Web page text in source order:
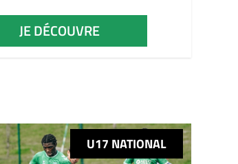
JE DÉCOUVRE
U17 NATIONAL